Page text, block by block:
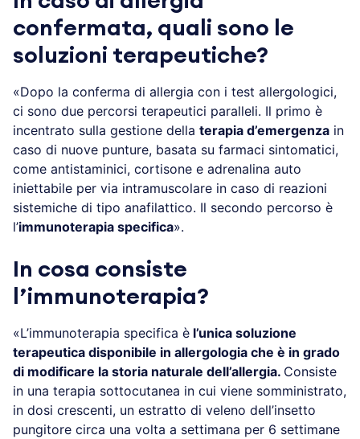
confermata, quali sono le
soluzioni terapeutiche?
«Dopo la conferma di allergia con i test allergologici,
ci sono due percorsi terapeutici paralleli. Il primo è
incentrato sulla gestione della terapia d’emergenza in
caso di nuove punture, basata su farmaci sintomatici,
come antistaminici, cortisone e adrenalina auto
iniettabile per via intramuscolare in caso di reazioni
sistemiche di tipo anafilattico. Il secondo percorso è
l’immunoterapia specifica».
In cosa consiste
l’immunoterapia?
«L’immunoterapia specifica è l’unica soluzione
terapeutica disponibile in allergologia che è in grado
di modificare la storia naturale dell’allergia. Consiste
in una terapia sottocutanea in cui viene somministrato,
in dosi crescenti, un estratto di veleno dell’insetto
pungitore circa una volta a settimana per 6 settimane